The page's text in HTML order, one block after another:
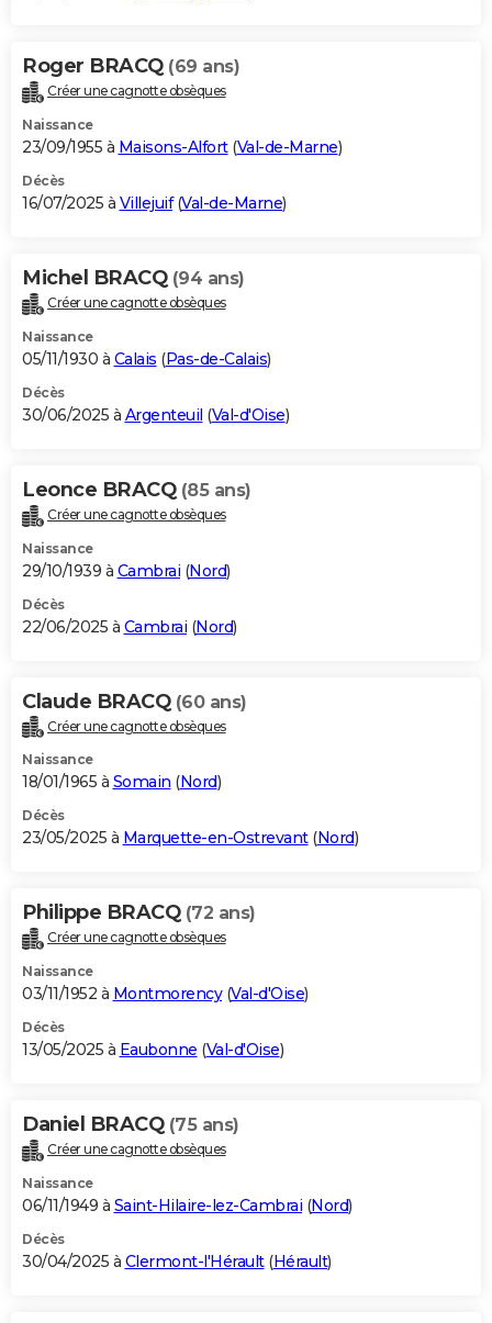
Roger BRACQ (69 ans)
Créer une cagnotte obsèques
Naissance
23/09/1955 à Maisons-Alfort(Val-de-Marne)
Décès
16/07/2025 à Villejuif(Val-de-Marne)
Michel BRACQ (94 ans)
Créer une cagnotte obsèques
Naissance
05/11/1930 à Calais (Pas-de-Calais)
Décès
30/06/2025 à Argenteuil (Val-d'Oise)
Leonce BRACQ (85 ans)
Créer une cagnotte obsèques
Naissance
29/10/1939 à Cambrai (Nord)
Décès
22/06/2025 à Cambrai (Nord)
Claude BRACQ (60 ans)
Créer une cagnotte obsèques
Naissance
18/01/1965 à Somain (Nord)
Décès
23/05/2025 à Marquette-en-Ostrevant(Nord)
Philippe BRACQ (72 ans)
Créer une cagnotte obsèques
Naissance
03/11/1952 à Montmorency(Val-d'Oise)
Décès
13/05/2025 à Eaubonne (Val-d'Oise)
Daniel BRACQ (75 ans)
Créer une cagnotte obsèques
Naissance
06/11/1949 à Saint-Hilaire-lez-Cambrai (Nord)
Décès
30/04/2025 à Clermont-l'Hérault(Hérault)